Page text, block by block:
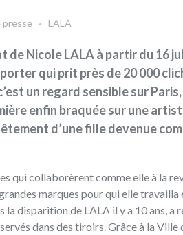
presse LALA
Nicole LALA à partir du 16
qui prit près de 20 000
un regard sensible sur
enfin braquée sur une
d’une fille devenue
qui collaborèrent comme elle à la
marques pour qui elle
disparition de LALA il y a 10 ans, a
dans des tiroirs. Grâce à la Ville